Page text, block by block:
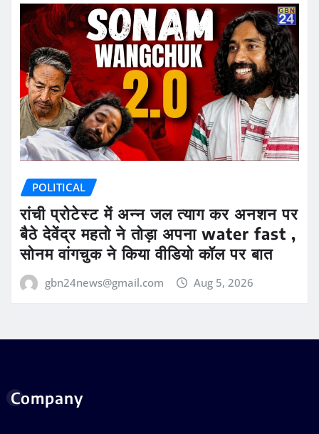
POLITICAL
रांची प्रोटेस्ट में अन्न जल त्याग कर अनशन पर
बैठे देवेंद्र महतो ने तोड़ा अपना water fast ,
सोनम वांगचुक ने किया वीडियो कॉल पर बात
gbn24news@gmail.com Aug 5, 2026
Company